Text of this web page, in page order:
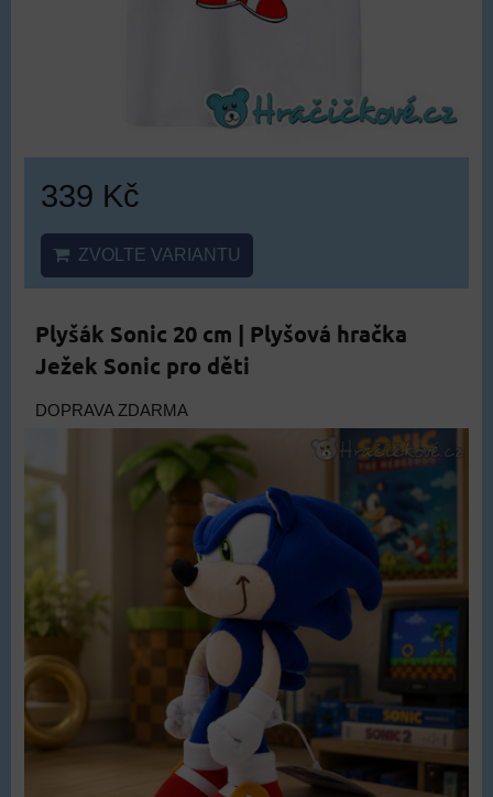
339 Kč
ZVOLTE VARIANTU
Plyšák Sonic 20 cm | Plyšová hračka
Ježek Sonic pro děti
DOPRAVA ZDARMA